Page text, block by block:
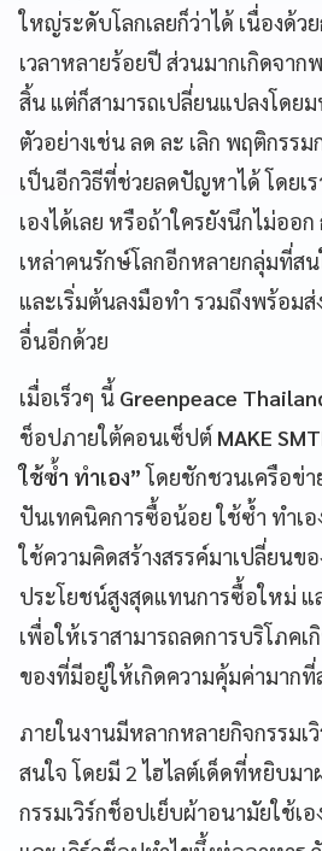
ใหญ่ระดับโลกเลยก็ว่าได้ เนื่องด้ว
เวลาหลายร้อยปี ส่วนมากเกิดจา
สิ้น แต่ก็สามารถเปลี่ยนแปลงโดย
ตัวอย่างเช่น ลด ละ เลิก พฤติกรร
เป็นอีกวิธีที่ช่วยลดปัญหาได้ โดยเ
เองได้เลย หรือถ้าใครยังนึกไม่ออ
เหล่าคนรักษ์โลกอีกหลายกลุ่มที่สน
และเริ่มต้นลงมือทำ รวมถึงพร้อม
อื่นอีกด้วย
เมื่อเร็วๆ นี้ Greenpeace
ช็อปภายใต้คอนเซ็ปต์ MAKE
ใช้ซ้ำ ทำเอง”โดยชักชวนเครือข่
ปันเทคนิคการซื้อน้อย ใช้ซ้ำ ทำเอ
ใช้ความคิดสร้างสรรค์มาเปลี่ยนข
ประโยชน์สูงสุดแทนการซื้อใหม่
เพื่อให้เราสามารถลดการบริโภค
ของที่มีอยู่ให้เกิดความคุ้มค่ามากที่
ภายในงานมีหลากหลายกิจกรรม
สนใจ โดยมี 2 ไฮไลต์เด็ดที่หยิบมา
กรรมเวิร์กช็อปเย็บผ้าอนามัยใช้เอ